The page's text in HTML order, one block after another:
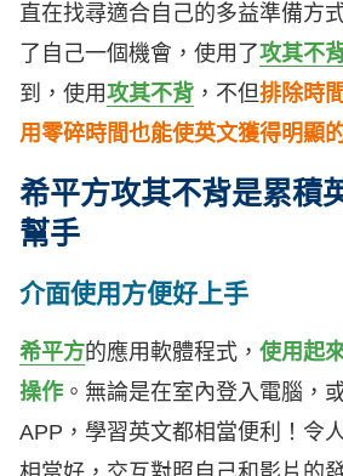
直在找尋適合自己的多益準備方
了自己一個機會，使用了攻其不
到，使用攻其不背 ，不但排除時
用零碎時間也能使英文獲得明顯
希平方攻其不背是累積
幫手
介面使用方便好上手
希平方的應用軟體程式， 使用起
操作 。無論是在室內登入電腦，
APP，學習英文都相當便利！令